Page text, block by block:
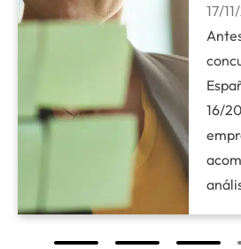
17/
16/